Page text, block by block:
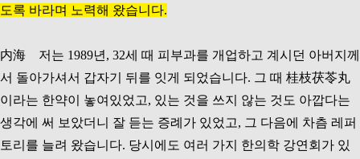
도록 바라며 노력해 왔습니다.
内海 저는 1989년, 32세 때 피부과를 개업하고 계시던 아버지께
서 돌아가셔서 갑자기 뒤를 잇게 되었습니다. 그 때 桂枝茯苓丸
이라는 한약이 놓여있었고, 있는 것을 쓰지 않는 것도 아깝다는
생각에 써 보았더니 잘 듣는 증례가 있었고, 그 다음에 차츰 레퍼
토리를 늘려 왔습니다. 당시에도 여러 가지 한의학 강연회가 있